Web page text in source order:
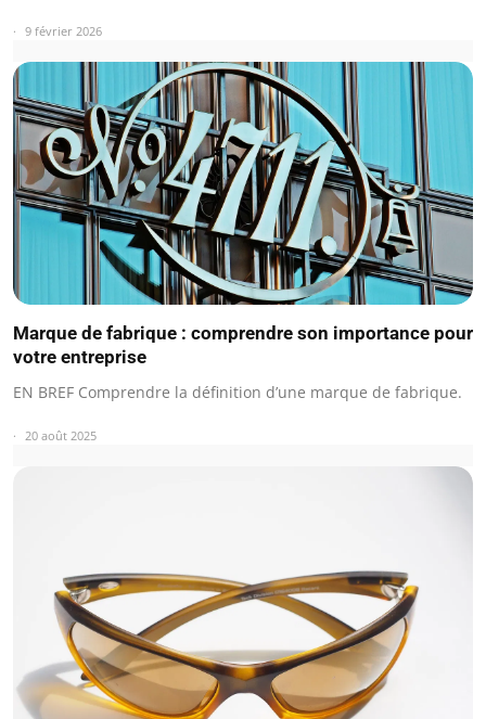
9 février 2026
Marque de fabrique : comprendre son importance pour
votre entreprise
EN BREF Comprendre la définition d’une marque de fabrique.
20 août 2025